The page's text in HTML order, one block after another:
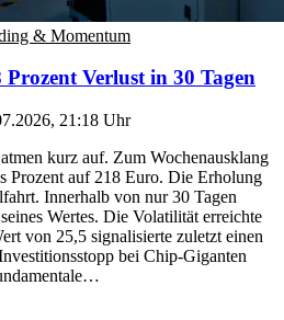
& Momentum
Verlust in 30 Tagen
21:18 Uhr
kurz auf. Zum Wochenausklang
Prozent auf 218 Euro. Die Erholung
Innerhalb von nur 30 Tagen
Wertes. Die Volatilität erreichte
von 25,5 signalisierte zuletzt einen
bei Chip-Giganten